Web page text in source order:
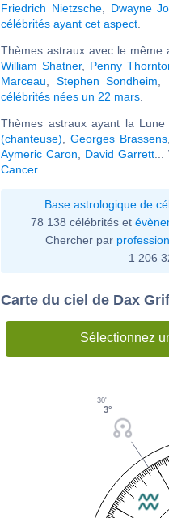
Friedrich Nietzsche, Dwayne
célébrités ayant cet aspect
Thèmes astraux avec le même
William Shatner, Penny
Marceau
Stephen Sondheim
célébrités nées un 22 mars
Thèmes astraux ayant la
(chanteuse)
Georges Brassens,
Aymeric Caron
David Garrett...
Cancer.
Base astrologique de
78 138 célébrités et
Chercher par profession
1 206
Carte du ciel de Dax
Sélectionnez
3°
30'